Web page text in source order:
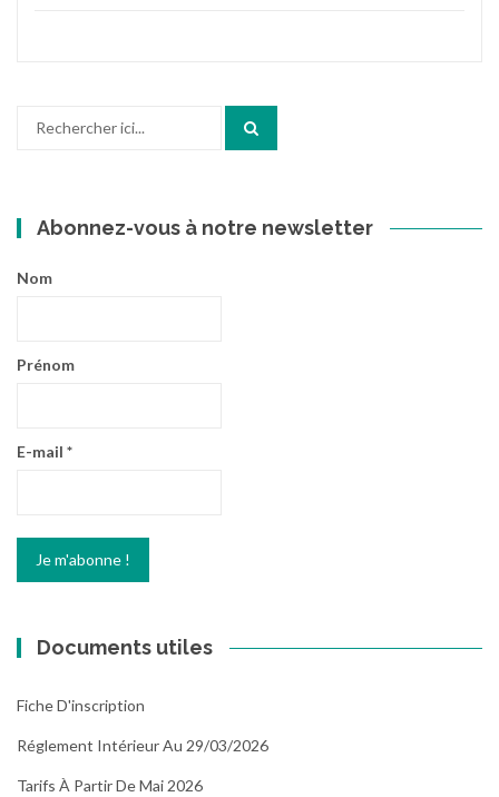
Abonnez-vous à notre newsletter
Nom
Prénom
E-mail *
Documents utiles
Fiche D'inscription
Réglement Intérieur Au 29/03/2026
Tarifs À Partir De Mai 2026